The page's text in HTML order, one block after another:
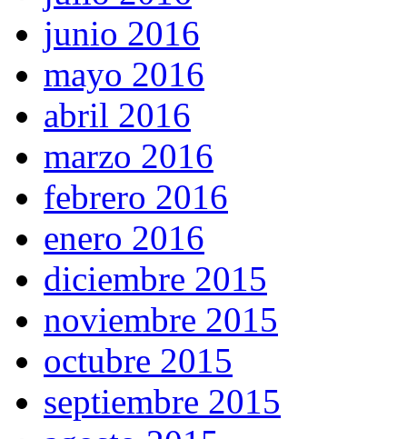
junio 2016
mayo 2016
abril 2016
marzo 2016
febrero 2016
enero 2016
diciembre 2015
noviembre 2015
octubre 2015
septiembre 2015